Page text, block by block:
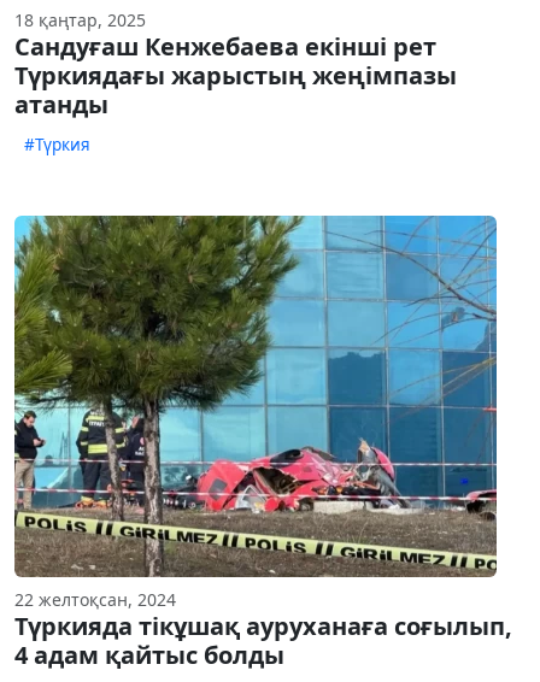
18 қаңтар, 2025
Сандуғаш Кенжебаева екінші рет
Түркиядағы жарыстың жеңімпазы
атанды
#Түркия
22 желтоқсан, 2024
Түркияда тікұшақ ауруханаға соғылып,
4 адам қайтыс болды